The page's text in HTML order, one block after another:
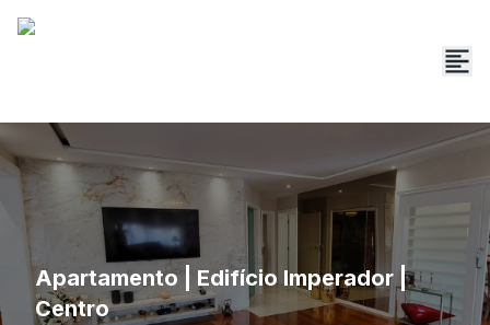
Apartamento | Edifício Imperador |
Centro